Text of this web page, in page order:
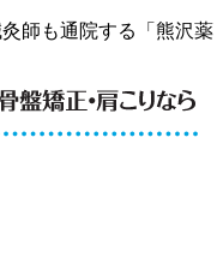
師も通院する「熊沢薬